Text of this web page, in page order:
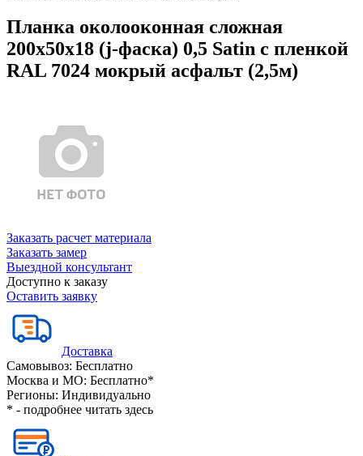
Планка околооконная сложная
200х50х18 (j-фаска) 0,5 Satin с пленкой
RAL 7024 мокрый асфальт (2,5м)
Заказать расчет материала
Заказать замер
Выездной консультант
Доступно к заказу
Оставить заявку
Доставка
Самовывоз: Бесплатно
Москва и МО: Бесплатно*
Регионы: Индивидуально
* - подробнее читать здесь